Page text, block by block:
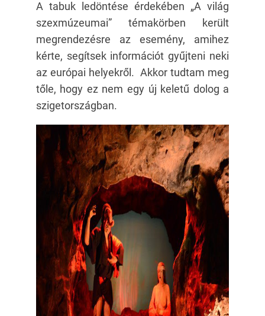
A tabuk ledöntése érdekében „A világ
szexmúzeumai” témakörben került
megrendezésre az esemény, amihez
kérte, segítsek információt gyűjteni neki
az európai helyekről. Akkor tudtam meg
tőle, hogy ez nem egy új keletű dolog a
szigetországban.